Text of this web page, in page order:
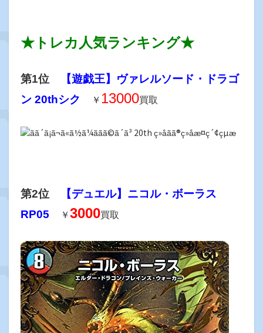
★トレカ人気ランキング★
第1位
【遊戯王】ヴァレルソード・ドラゴ
ン 20thシク
￥ 13000買取
第2位
【デュエル】ニコル・ボーラス
RP05
￥3000買取